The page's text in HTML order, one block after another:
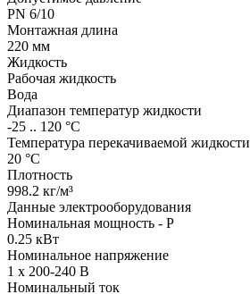
PN 6/10
Монтажная длина
220 мм
Жидкость
Рабочая жидкость
Вода
Диапазон температур жидкости
-25 .. 120 °C
Температура перекачиваемой жидкости
20 °C
Плотность
998.2 кг/м³
Данные электрооборудования
Номинальная мощность - P
0.25 кВт
Номинальное напряжение
1 x 200-240 В
Номинальный ток